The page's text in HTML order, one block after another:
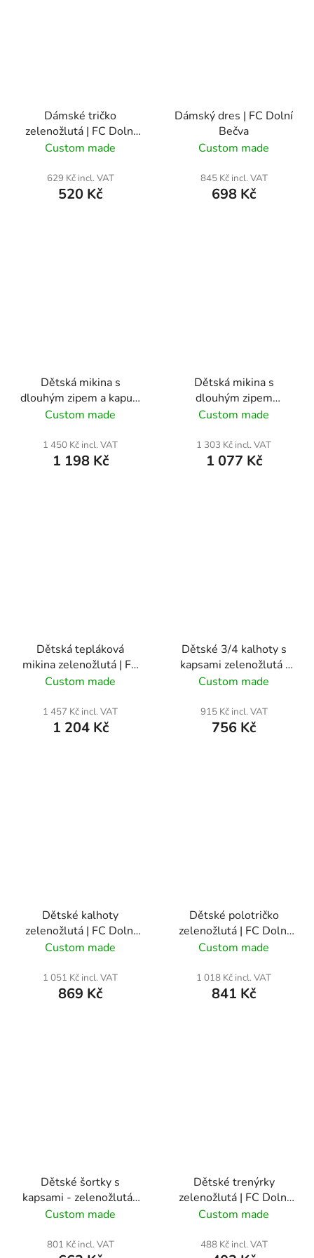
Dámské tričko
zelenožlutá | FC Dolní
Bečva
Custom made
629 Kč incl. VAT
520 Kč
Dámský dres | FC Dolní
Bečva
Custom made
845 Kč incl. VAT
698 Kč
Dětská mikina s
dlouhým zipem a kapucí
zelenožlutá | FC Dolní
Custom made
1 450 Kč incl. VAT
1 198 Kč
Dětská mikina s
dlouhým zipem
zelenožlutá | FC Dolní
Custom made
1 303 Kč incl. VAT
1 077 Kč
Dětská tepláková
mikina zelenožlutá | FC
Dolní Bečva
Custom made
1 457 Kč incl. VAT
1 204 Kč
Dětské 3/4 kalhoty s
kapsami zelenožlutá |
FC Dolní Bečva
Custom made
915 Kč incl. VAT
756 Kč
Dětské kalhoty
zelenožlutá | FC Dolní
Bečva
Custom made
1 051 Kč incl. VAT
869 Kč
Dětské polotričko
zelenožlutá | FC Dolní
Bečva
Custom made
1 018 Kč incl. VAT
841 Kč
Dětské šortky s
kapsami - zelenožlutá |
FC Dolní Bečva
Custom made
801 Kč incl. VAT
Dětské trenýrky
zelenožlutá | FC Dolní
Bečva
Custom made
488 Kč incl. VAT